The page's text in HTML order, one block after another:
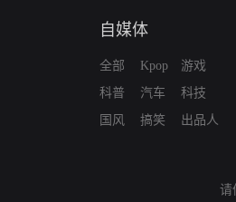
自媒体
全部
科普
国风
Kpop
汽车
搞笑
游戏
科技
出品人
请